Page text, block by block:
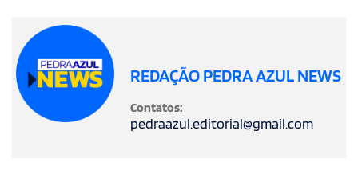
REDAÇÃO PEDRA AZUL NEWS
Contatos:
pedraazul.editorial@gmail.com